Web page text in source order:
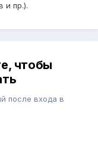
и пр.).
чтобы
после входа в